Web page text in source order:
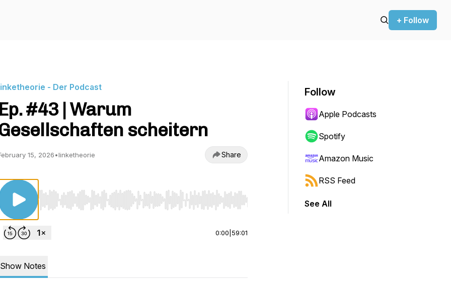
+ Follow
- Der Podcast
Ep. #43 | Warum
scheitern
15, 2026•linketheorie Share
Use Left/Right to seek, Home/End to jump to start or end. Hold shift to jump forward or backward.
0:00 59:01
Show Notes
Follow
Apple Podcasts
Spotify
Amazon Music
RSS Feed
See All